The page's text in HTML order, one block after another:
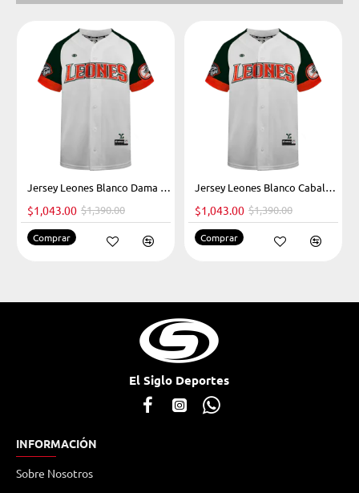
-25% Jersey Leones Blanco Dama 2025
$1,043.00 $1,390.00
Comprar
-25%Jersey Leones Blanco Caballero 2025
$1,043.00 $1,390.00
Comprar
El Siglo Deportes
INFORMACIÓN
Sobre Nosotros